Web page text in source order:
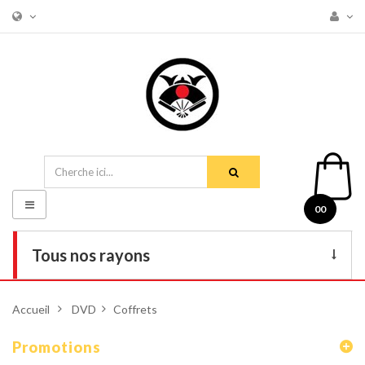
00
Tous nos rayons
Armes
Basculer
la
navigation
Accueil > DVD > Coffrets
Promotions